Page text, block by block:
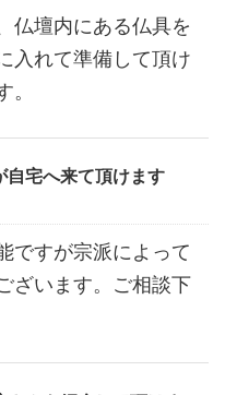
仏壇内にある仏具を
入れて準備して頂け
。
自宅へ来て頂けます
ですが宗派によって
ざいます。ご相談下